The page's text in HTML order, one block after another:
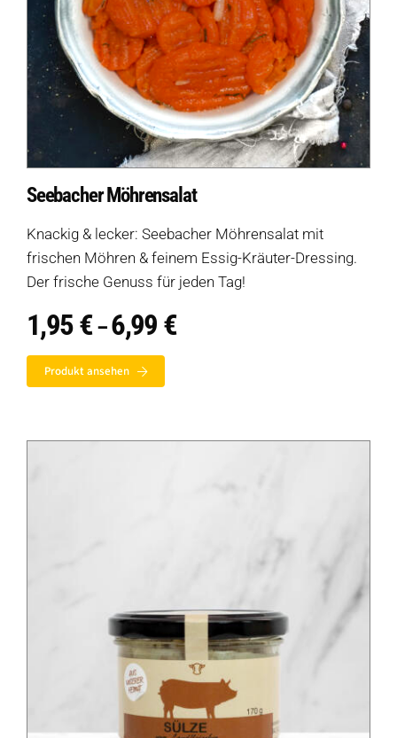
Seebacher Möhrensalat
Knackig & lecker: Seebacher Möhrensalat mit
frischen Möhren & feinem Essig-Kräuter-Dressing.
Der frische Genuss für jeden Tag!
1,95€ –6,99 €Preisspanne:
1,95 €
Produkt ansehen